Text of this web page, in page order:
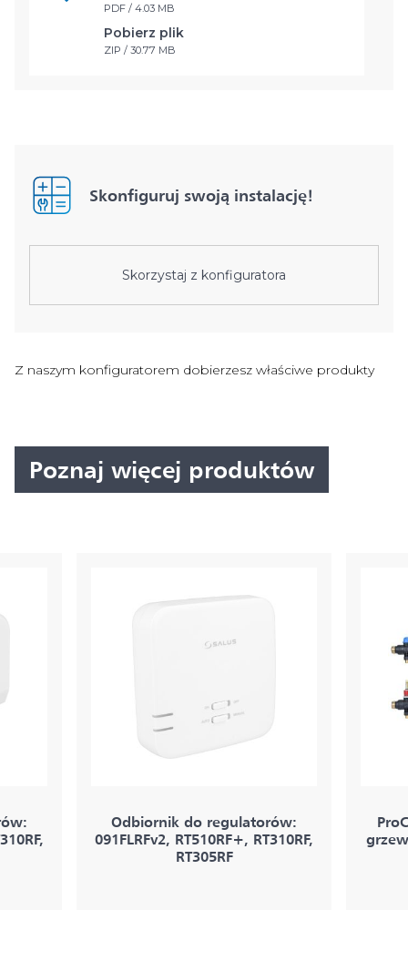
PDF / 4.03 MB
Pobierz plik
ZIP / 30.77 MB
Skonfiguruj swoją instalację!
Skorzystaj z konfiguratora
Z naszym konfiguratorem dobierzesz właściwe produkty
Poznaj więcej produktów
Odbiornik do regulatorów:
091FLRFv2, RT510RF+, RT310RF,
RT305RF